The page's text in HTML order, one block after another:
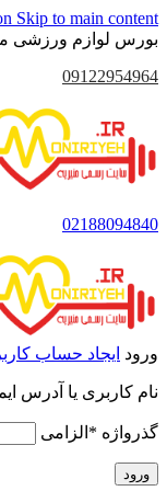
Skip to main content
بورس لوازم ورزشی
09122954964
02188094840
ورود ایجاد حساب
نام کاربری یا آدرس
گذرواژه * الزامی
ورود